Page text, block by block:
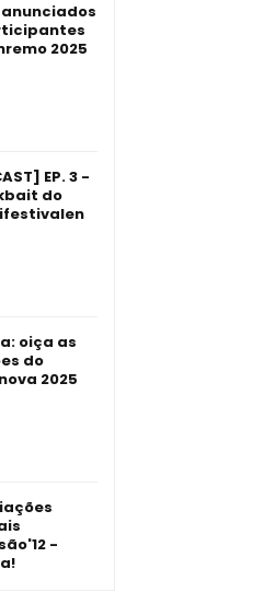
2025
EP. 3 -
do
oiça as
do
2025
-